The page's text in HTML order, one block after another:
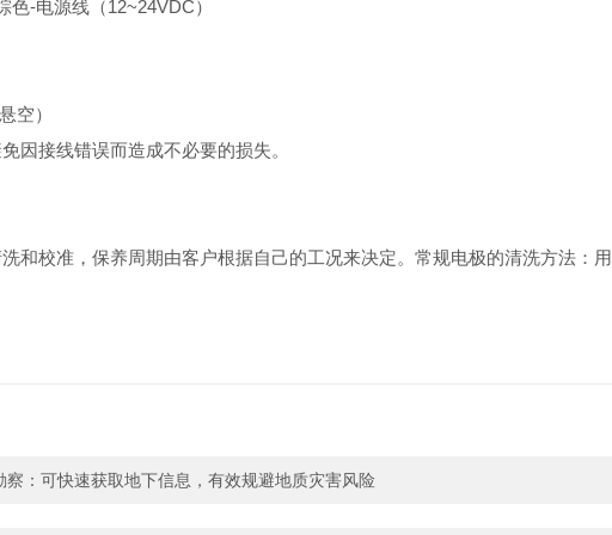
-电源线（12~24VDC）
空）
因接线错误而造成不必要的损失。
和校准，保养周期由客户根据自己的工况来决定。常规电极的清洗方法：
：可快速获取地下信息，有效规避地质灾害风险